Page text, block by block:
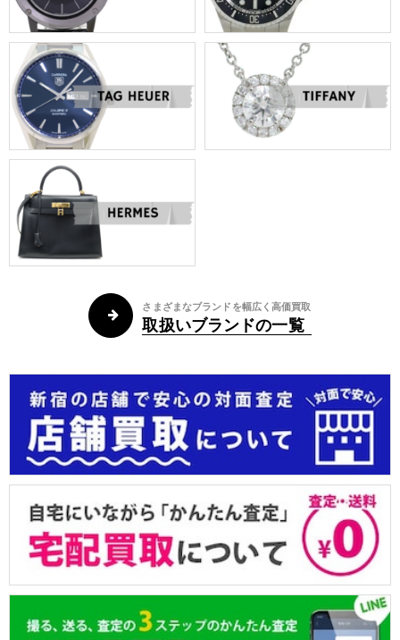
さまざまなブランドを幅広く高価買取
取扱いブランドの一覧